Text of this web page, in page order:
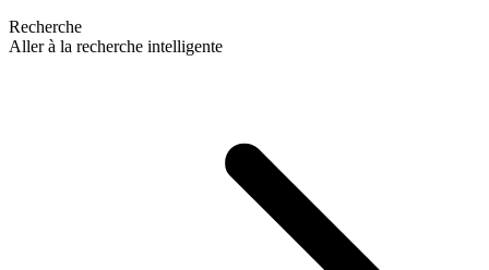
Recherche
Aller à la recherche intelligente